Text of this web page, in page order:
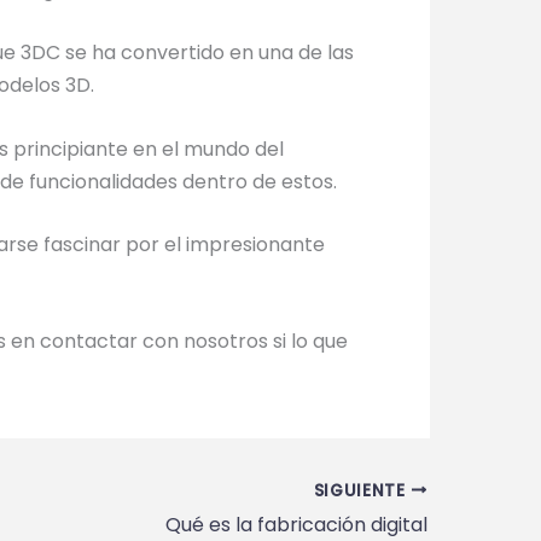
3DC se ha convertido en una de las
3D.
principiante en el mundo del
funcionalidades dentro de estos.
fascinar por el impresionante
en contactar con nosotros si lo que
SIGUIENTE
Qué es la fabricación digital